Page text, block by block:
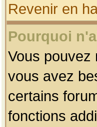
Revenir en
Pourquoi
Vous pouvez
vous avez
certains
fonctions